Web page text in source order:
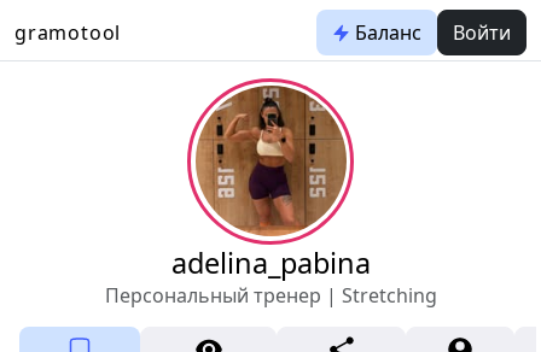
gramotool Баланс Войти
adelina_pabina
Персональный тренер | Stretching